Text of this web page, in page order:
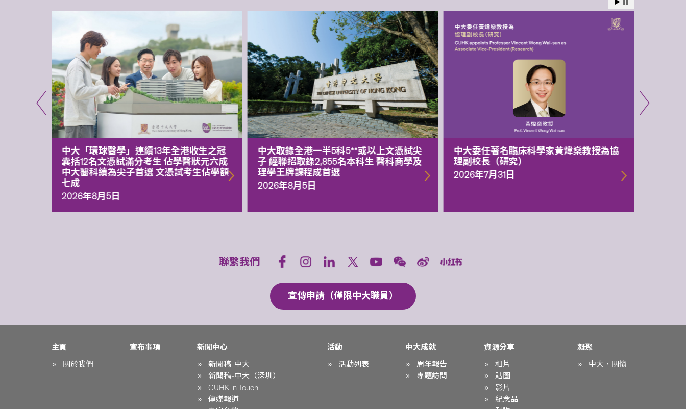
中大「環球醫學」連續13年全港收生之冠
囊括12名文憑試滿分考生 佔學醫狀元六成
中大醫科續為尖子首選 文憑試考生佔學額
七成
2026年8月5日
中大取錄全港一半5科5**或以上文憑試尖
子 經聯招取錄2,855名本科生 醫科商學及
理學王牌課程成首選
2026年8月5日
中大委任著名臨床科學家黃煒燊教授為協
理副校長（研究）
2026年7月31日
聯繫我們
宣傳申請（僅限中大職員）
主頁
關於我們
宣布事項
新聞中心
新聞稿-中大
新聞稿-中大（深圳）
CUHK in Touch
傳媒報道
活動
活動列表
中大成就
周年報告
專題訪問
資源分享
相片
貼圖
影片
紀念品
凝聚
中大．關懷